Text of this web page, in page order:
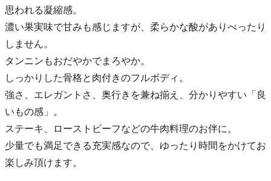
思われる凝縮感。
濃い果実味で甘みも感じますが、柔らかな酸がありべったり
しません。
タンニンもおだやかでまろやか。
しっかりした骨格と肉付きのフルボディ。
強さ、エレガントさ、奥行きを兼ね揃え、分かりやすい「良
いもの感」。
ステーキ、ローストビーフなどの牛肉料理のお伴に。
少量でも満足できる充実感なので、ゆったり時間をかけてお
楽しみ頂けます。